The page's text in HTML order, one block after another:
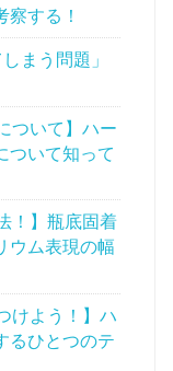
する！
まう問題」
ついて】ハー
ついて知って
！】瓶底固着
ウム表現の幅
けよう！】ハ
るひとつのテ